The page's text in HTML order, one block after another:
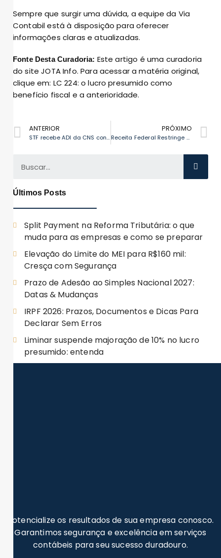
Sempre que surgir uma dúvida, a equipe da Via
Contabil está à disposição para oferecer
informações claras e atualizadas.
Fonte Desta Curadoria: Este artigo é uma curadoria
do site JOTA Info. Para acessar a matéria original,
clique em: LC 224: o lucro presumido como
benefício fiscal e a anterioridade.
ANTERIOR
STF recebe ADI da CNS contra aumento de tributos no lucro presumido
PRÓXIMO
Receita Federal Restringe Autorregularização Incentivada: o que muda para quem presta serviços
Últimos Posts
Split Payment na Reforma Tributária: o que
muda para as empresas e como se preparar
Elevação do Limite do MEI para R$160 mil:
Cresça com Segurança
Prazo de Adesão ao Simples Nacional 2027:
Datas & Mudanças
IRPF 2026: Prazos, Documentos e Dicas Para
Declarar Sem Erros
Liminar suspende majoração de 10% no lucro
presumido: entenda
Potencialize os resultados de sua empresa conosco.
Garantimos segurança e excelência em serviços
contábeis para seu sucesso duradouro.